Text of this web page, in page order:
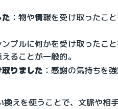
：物や情報を受け取ったこ
ンプルに何かを受け取ったこ
ることが一般的。
りました ：感謝の気持ちを
換えを使うことで、文脈や相